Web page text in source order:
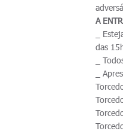
A
_
das
_
_